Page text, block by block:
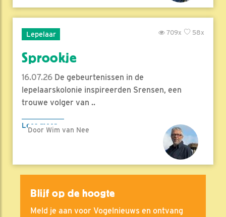
Lepelaar 58x
709x
Sprookje
16.07.26 De gebeurtenissen in de
lepelaarskolonie inspireerden Srensen, een
trouwe volger van ..
Lees meer
Door Wim van Nee
Blijf op de hoogte
Meld je aan voor Vogelnieuws en ontvang